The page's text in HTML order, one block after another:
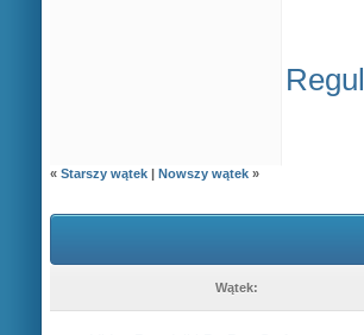
« Starszy wątek | Nowszy wątek »
Wątek: